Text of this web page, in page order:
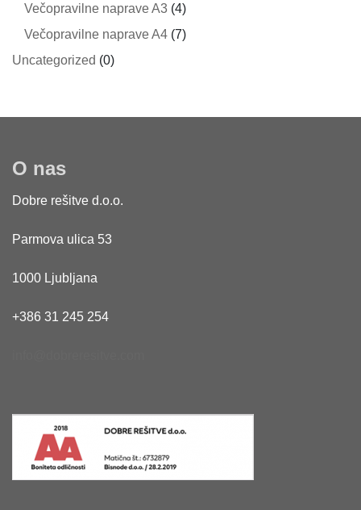
Večopravilne naprave A3 (4)
Večopravilne naprave A4 (7)
Uncategorized (0)
O nas
Dobre rešitve d.o.o.
Parmova ulica 53
1000 Ljubljana
+386 31 245 254